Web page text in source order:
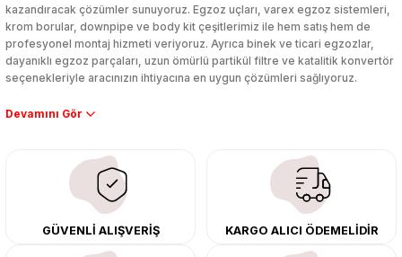
kazandıracak çözümler sunuyoruz. Egzoz uçları, varex egzoz sistemleri,
krom borular, downpipe ve body kit çeşitlerimiz ile hem satış hem de
profesyonel montaj hizmeti veriyoruz. Ayrıca binek ve ticari egzozlar,
dayanıklı egzoz parçaları, uzun ömürlü partikül filtre ve katalitik konvertör
seçenekleriyle aracınızın ihtiyacına en uygun çözümleri sağlıyoruz.
Performans artışı isteyen sürücüler için özel performans egzozları ve
çıkma orijinal ürünler ile yenileyebilir, body kit uygulamalarıyla aracınızın
tasarımını ve aerodinamisini üst seviyeye taşıyabilirsiniz.
Tüm ürünlerimiz orijinal, dayanıklı ve uzun ömürlüdür. İstanbul’daki montaj
merkezimizde profesyonel montaj yapıyor, Türkiye’nin her yerine güvenli
kargo ile teslimat gerçekleştiriyoruz. Aracınıza değer katmak için doğru
GÜVENLİ ALIŞVERİŞ KARGO ALICI ÖDEMELİDİR